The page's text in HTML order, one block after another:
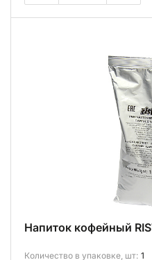
Напиток кофейный
Количество в упаковке, шт: 1